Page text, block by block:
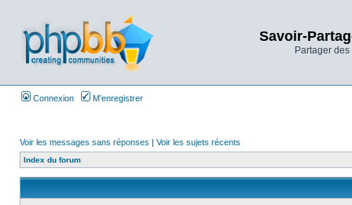
Savoir-
Partager
Connexion M’enregistrer
Voir les messages sans réponses | Voir les sujets récents
Index du forum